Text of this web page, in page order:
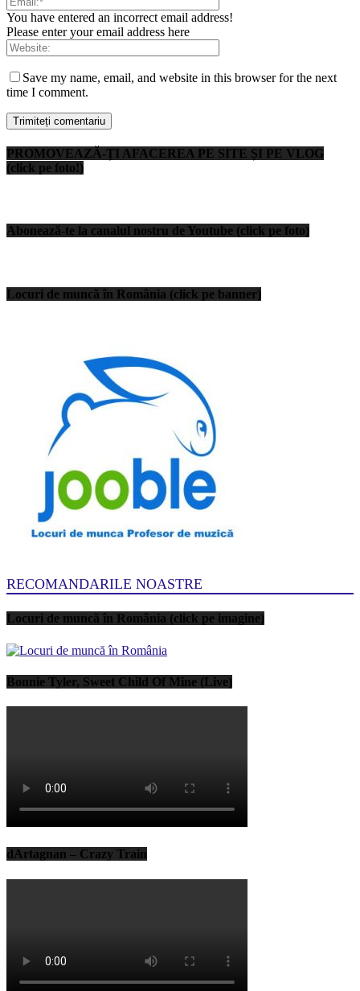
You have entered an incorrect email address!
Please enter your email address here
Save my name, email, and website in this browser for the next
time I comment.
PROMOVEAZĂ-ȚI AFACEREA PE SITE ȘI PE VLOG
(click pe foto!)
Abonează-te la canalul nostru de Youtube (click pe foto)
Locuri de muncă în România (click pe banner)
RECOMANDARILE NOASTRE
Locuri de muncă în România (click pe imagine)
Bonnie Tyler, Sweet Child Of Mine (Live)
dArtagnan – Crazy Train